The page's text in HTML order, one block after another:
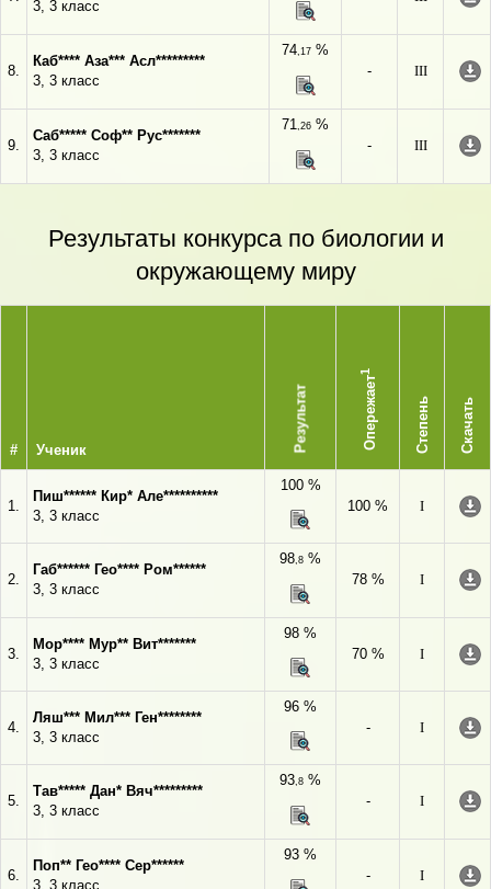
3, 3 класс
8.
Каб**** Аза*** Асл*********
3, 3 класс
74,17 %
-
III
9.
Саб***** Соф** Рус*******
3, 3 класс
71,26 %
-
III
Результаты конкурса по биологии и
окружающему миру
# Ученик Результат Опережает
1
Степень Скачать
1.
Пиш****** Кир* Але**********
3, 3 класс
100 %
100 %
I
2.
Габ****** Гео**** Ром******
3, 3 класс
98,8 %
78 %
I
3.
Мор**** Мур** Вит*******
3, 3 класс
98 %
70 %
I
4.
Ляш*** Мил*** Ген********
3, 3 класс
96 %
-
I
5.
Тав***** Дан* Вяч*********
3, 3 класс
93,8 %
-
I
6.
Поп** Гео**** Сер******
3, 3 класс
93 %
-
I